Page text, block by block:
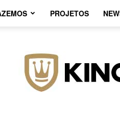
PROJETOS